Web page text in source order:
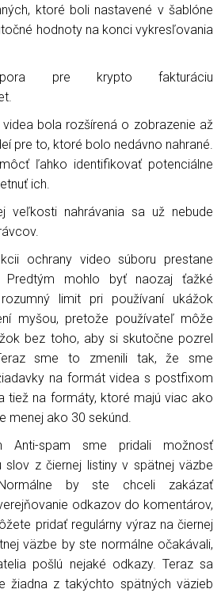
ktoré boli nastavené v šablóne
hodnoty na konci vykresľovania
pre krypto fakturáciu
bola rozšírená o zobrazenie až
pre to, ktoré bolo nedávno nahrané.
ľahko identifikovať potenciálne
ich.
veľkosti nahrávania sa už nebude
ochrany video súboru prestane
Predtým mohlo byť naozaj ťažké
limit pri používaní ukážok
myšou, pretože používateľ môže
bez toho, aby si skutočne pozrel
sme to zmenili tak, že sme
na formát videa s postfixom
tiež na formáty, ktoré majú viac ako
menej ako 30 sekúnd.
Anti-spam sme pridali možnosť
slov z čiernej listiny v spätnej väzbe
by ste chceli zakázať
odkazov do komentárov,
pridať regulárny výraz na čiernej
väzbe by ste normálne očakávali,
pošlú nejaké odkazy. Teraz sa
žiadna z takýchto spätných väzieb